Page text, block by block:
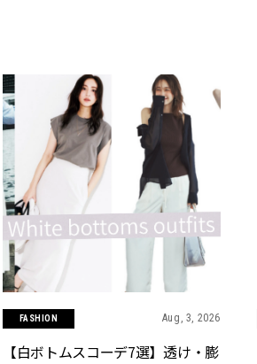
FASHION Aug, 3, 2026
【白ボトムスコーデ7選】透け・膨